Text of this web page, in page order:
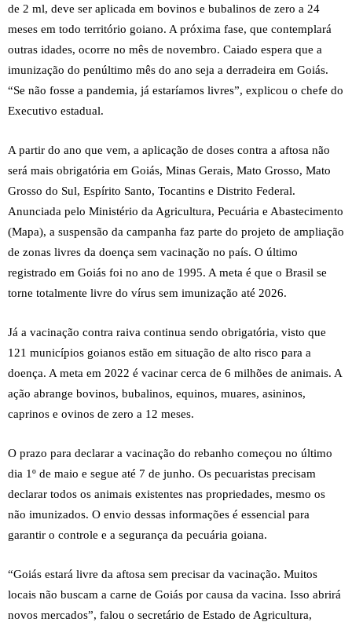
de 2 ml, deve ser aplicada em bovinos e bubalinos de zero a 24
meses em todo território goiano. A próxima fase, que contemplará
outras idades, ocorre no mês de novembro. Caiado espera que a
imunização do penúltimo mês do ano seja a derradeira em Goiás.
“Se não fosse a pandemia, já estaríamos livres”, explicou o chefe do
Executivo estadual.
A partir do ano que vem, a aplicação de doses contra a aftosa não
será mais obrigatória em Goiás, Minas Gerais, Mato Grosso, Mato
Grosso do Sul, Espírito Santo, Tocantins e Distrito Federal.
Anunciada pelo Ministério da Agricultura, Pecuária e Abastecimento
(Mapa), a suspensão da campanha faz parte do projeto de ampliação
de zonas livres da doença sem vacinação no país. O último
registrado em Goiás foi no ano de 1995. A meta é que o Brasil se
torne totalmente livre do vírus sem imunização até 2026.
Já a vacinação contra raiva continua sendo obrigatória, visto que
121 municípios goianos estão em situação de alto risco para a
doença. A meta em 2022 é vacinar cerca de 6 milhões de animais. A
ação abrange bovinos, bubalinos, equinos, muares, asininos,
caprinos e ovinos de zero a 12 meses.
O prazo para declarar a vacinação do rebanho começou no último
dia 1º de maio e segue até 7 de junho. Os pecuaristas precisam
declarar todos os animais existentes nas propriedades, mesmo os
não imunizados. O envio dessas informações é essencial para
garantir o controle e a segurança da pecuária goiana.
“Goiás estará livre da aftosa sem precisar da vacinação. Muitos
locais não buscam a carne de Goiás por causa da vacina. Isso abrirá
novos mercados”, falou o secretário de Estado de Agricultura,